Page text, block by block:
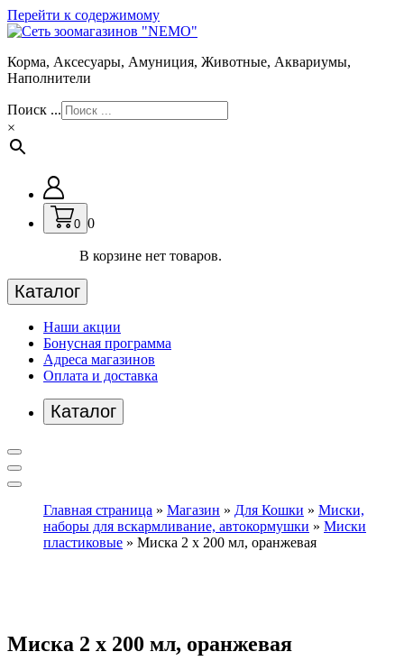
Перейти к содержимому
Корма, Аксесуары, Амуниция, Животные, Аквариумы,
Наполнители
Поиск ...
×
0 0
В корзине нет товаров.
Каталог
Наши акции
Бонусная программа
Адреса магазинов
Оплата и доставка
Каталог
Главная страница » Магазин » Для Кошки » Миски,
наборы для вскармливание, автокормушки » Миски
пластиковые » Миска 2 х 200 мл, оранжевая
Миска 2 х 200 мл, оранжевая